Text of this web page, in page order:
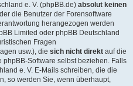
e. V. (phpBB.de) absolut keinen
die Benutzer der Forensoftware
herangezogen werden
Limited oder phpBB Deutschland
Fragen
usw.), die sich nicht direkt auf die
Software selbst beziehen. Falls
e. V. E-Mails schreiben, die die
so werden Sie, wenn überhaupt,